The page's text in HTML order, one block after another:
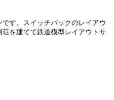
す。スイッチバックのレイアウ
を建てて鉄道模型レイアウトサ